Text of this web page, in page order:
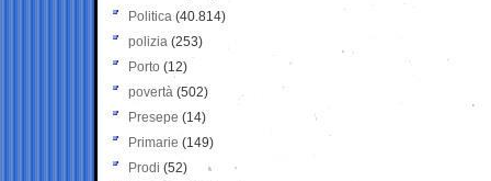
Politica (40.814)
polizia (253)
Porto (12)
povertà (502)
Presepe (14)
Primarie (149)
Prodi (52)